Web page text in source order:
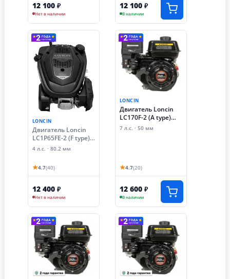
12 100 ₽
Нет в наличии
12 100 ₽
В наличии
LONCIN
Двигатель Loncin
LC1P65FE-2 (F type)
D22, 2 (4 лс,
тормоз)
4 л.с. · 80.2 мм
★4.7(40)
12 400 ₽
Нет в наличии
LONCIN
Двигатель Loncin
LC170F-2 (A type)
D20
7 л.с. · 50 мм
★4.7(20)
12 600 ₽
В наличии